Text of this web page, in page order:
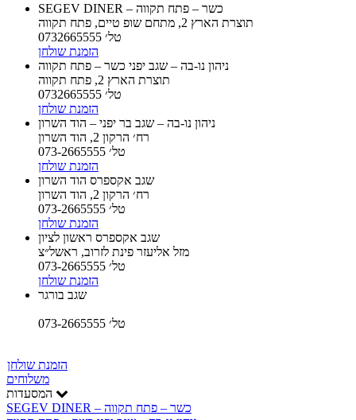
SEGEV DINER – כשר – פתח תקווה
תוצרת הארץ 2, מתחם שופ טיים, פתח תקווה
טל׳ 0732665555
הזמנת שולחן
ניהון נו-בה – שגב יפני כשר – פתח תקווה
תוצרת הארץ 2, פתח תקווה
טל׳ 0732665555
הזמנת שולחן
ניהון נו-בה – שגב בר יפני – הוד השרון
רח׳ הרקון 2, הוד השרון
טל׳ 073-2665555
הזמנת שולחן
שגב אקספרס הוד השרון
רח׳ הרקון 2, הוד השרון
טל׳ 073-2665555
הזמנת שולחן
שגב אקספרס ראשון לציון
מזל אליעזר פינת לזרוב, ראשל״צ
טל׳ 073-2665555
הזמנת שולחן
שגב בורגר
טל׳ 073-2665555
הזמנת שולחן
משלוחים
SEGEV DINER – כשר – פתח תקווה